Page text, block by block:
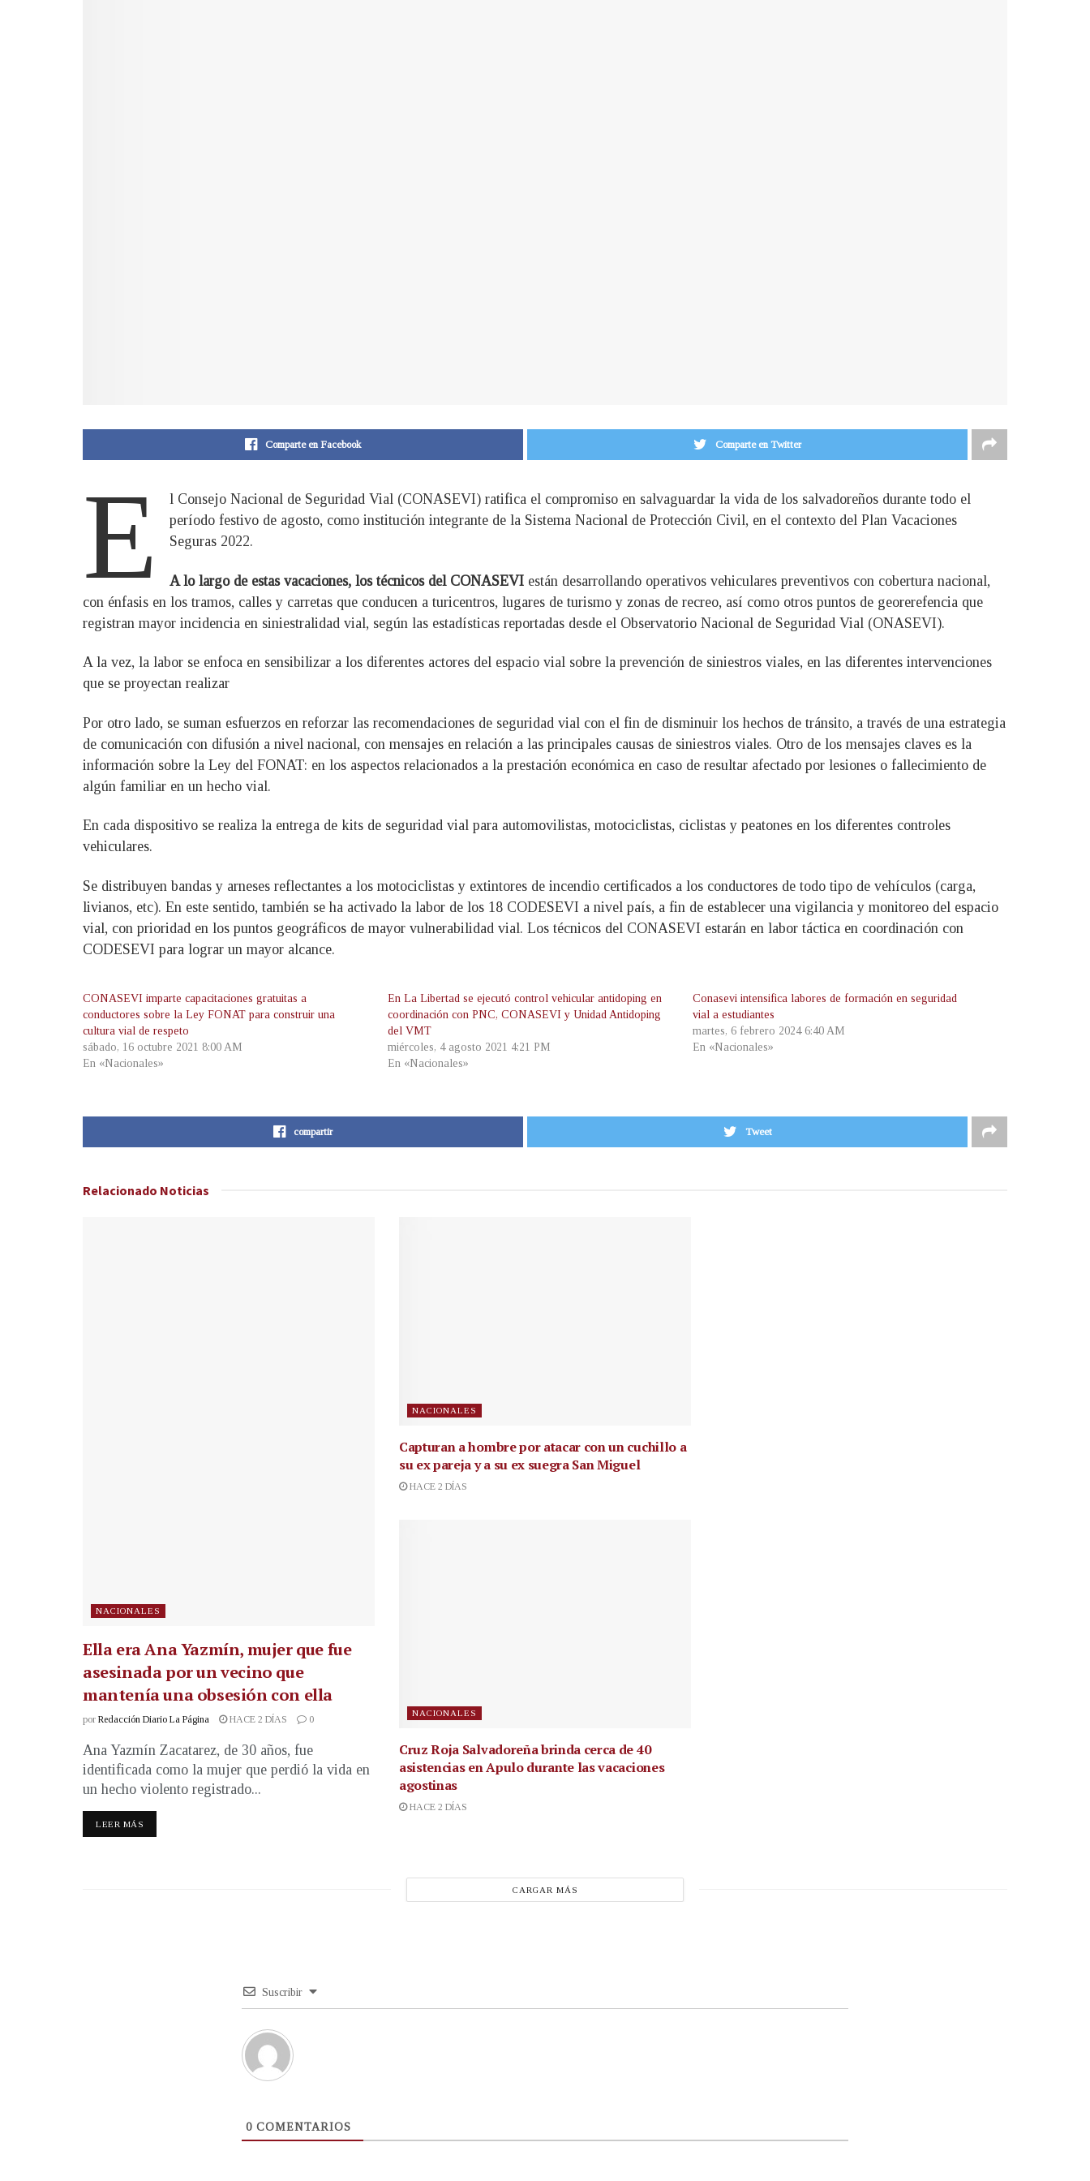
Comparte en Facebook Comparte en Twitter
E
l Consejo Nacional de Seguridad Vial (CONASEVI) ratifica el compromiso en salvaguardar la vida de los salvadoreños durante todo el
período festivo de agosto, como institución integrante de la Sistema Nacional de Protección Civil, en el contexto del Plan Vacaciones
Seguras 2022.
A lo largo de estas vacaciones, los técnicos del CONASEVI están desarrollando operativos vehiculares preventivos con cobertura nacional,
con énfasis en los tramos, calles y carretas que conducen a turicentros, lugares de turismo y zonas de recreo, así como otros puntos de georerefencia que
registran mayor incidencia en siniestralidad vial, según las estadísticas reportadas desde el Observatorio Nacional de Seguridad Vial (ONASEVI).
A la vez, la labor se enfoca en sensibilizar a los diferentes actores del espacio vial sobre la prevención de siniestros viales, en las diferentes intervenciones
que se proyectan realizar
Por otro lado, se suman esfuerzos en reforzar las recomendaciones de seguridad vial con el fin de disminuir los hechos de tránsito, a través de una estrategia
de comunicación con difusión a nivel nacional, con mensajes en relación a las principales causas de siniestros viales. Otro de los mensajes claves es la
información sobre la Ley del FONAT: en los aspectos relacionados a la prestación económica en caso de resultar afectado por lesiones o fallecimiento de
algún familiar en un hecho vial.
En cada dispositivo se realiza la entrega de kits de seguridad vial para automovilistas, motociclistas, ciclistas y peatones en los diferentes controles
vehiculares.
Se distribuyen bandas y arneses reflectantes a los motociclistas y extintores de incendio certificados a los conductores de todo tipo de vehículos (carga,
livianos, etc). En este sentido, también se ha activado la labor de los 18 CODESEVI a nivel país, a fin de establecer una vigilancia y monitoreo del espacio
vial, con prioridad en los puntos geográficos de mayor vulnerabilidad vial. Los técnicos del CONASEVI estarán en labor táctica en coordinación con
CODESEVI para lograr un mayor alcance.
CONASEVI imparte capacitaciones gratuitas a
conductores sobre la Ley FONAT para construir una
cultura vial de respeto
sábado, 16 octubre 2021 8:00 AM
En «Nacionales»
En La Libertad se ejecutó control vehicular antidoping en
coordinación con PNC, CONASEVI y Unidad Antidoping
del VMT
miércoles, 4 agosto 2021 4:21 PM
En «Nacionales»
Conasevi intensifica labores de formación en seguridad
vial a estudiantes
martes, 6 febrero 2024 6:40 AM
En «Nacionales»
compartir Tweet
Relacionado Noticias
NACIONALES
Ella era Ana Yazmín, mujer que fue
asesinada por un vecino que
mantenía una obsesión con ella
por Redacción Diario La Página HACE 2 DÍAS 0
Ana Yazmín Zacatarez, de 30 años, fue
identificada como la mujer que perdió la vida en
un hecho violento registrado...
LEER MÁS
NACIONALES
Capturan a hombre por atacar con un cuchillo a
su ex pareja y a su ex suegra San Miguel
HACE 2 DÍAS
NACIONALES
Cruz Roja Salvadoreña brinda cerca de 40
asistencias en Apulo durante las vacaciones
agostinas
HACE 2 DÍAS
CARGAR MÁS
Suscribir
0 COMENTARIOS